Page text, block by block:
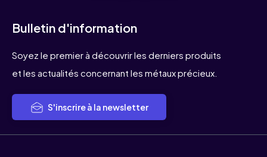
Bulletin d'information
Soyez le premier à découvrir les derniers produits
et les actualités concernant les métaux précieux.
S'inscrire à la newsletter